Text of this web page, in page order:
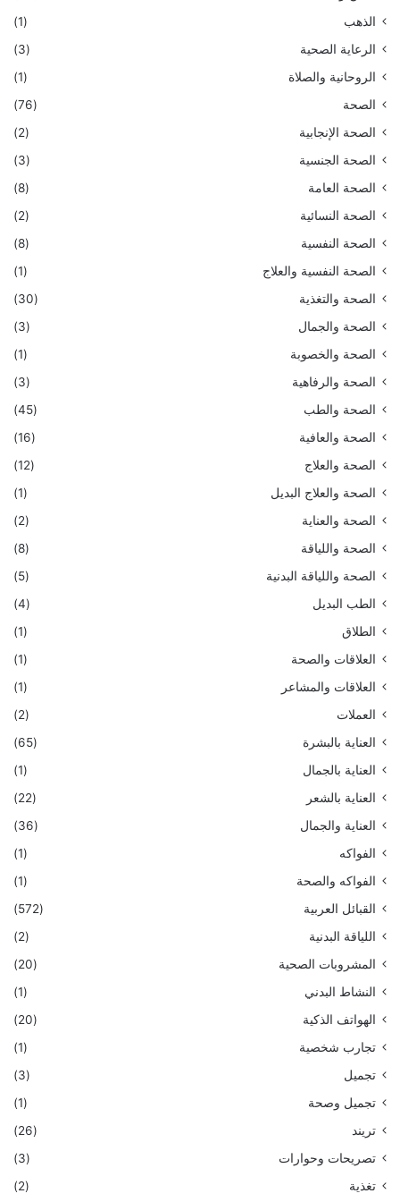
الذهب
(1)
الرعاية الصحية
(3)
الروحانية والصلاة
(1)
الصحة
(76)
الصحة الإنجابية
(2)
الصحة الجنسية
(3)
الصحة العامة
(8)
الصحة النسائية
(2)
الصحة النفسية
(8)
الصحة النفسية والعلاج
(1)
الصحة والتغذية
(30)
الصحة والجمال
(3)
الصحة والخصوبة
(1)
الصحة والرفاهية
(3)
الصحة والطب
(45)
الصحة والعافية
(16)
الصحة والعلاج
(12)
الصحة والعلاج البديل
(1)
الصحة والعناية
(2)
الصحة واللياقة
(8)
الصحة واللياقة البدنية
(5)
الطب البديل
(4)
الطلاق
(1)
العلاقات والصحة
(1)
العلاقات والمشاعر
(1)
العملات
(2)
العناية بالبشرة
(65)
العناية بالجمال
(1)
العناية بالشعر
(22)
العناية والجمال
(36)
الفواكه
(1)
الفواكه والصحة
(1)
القبائل العربية
(572)
اللياقة البدنية
(2)
المشروبات الصحية
(20)
النشاط البدني
(1)
الهواتف الذكية
(20)
تجارب شخصية
(1)
تجميل
(3)
تجميل وصحة
(1)
تريند
(26)
تصريحات وحوارات
(3)
تغذية
(2)